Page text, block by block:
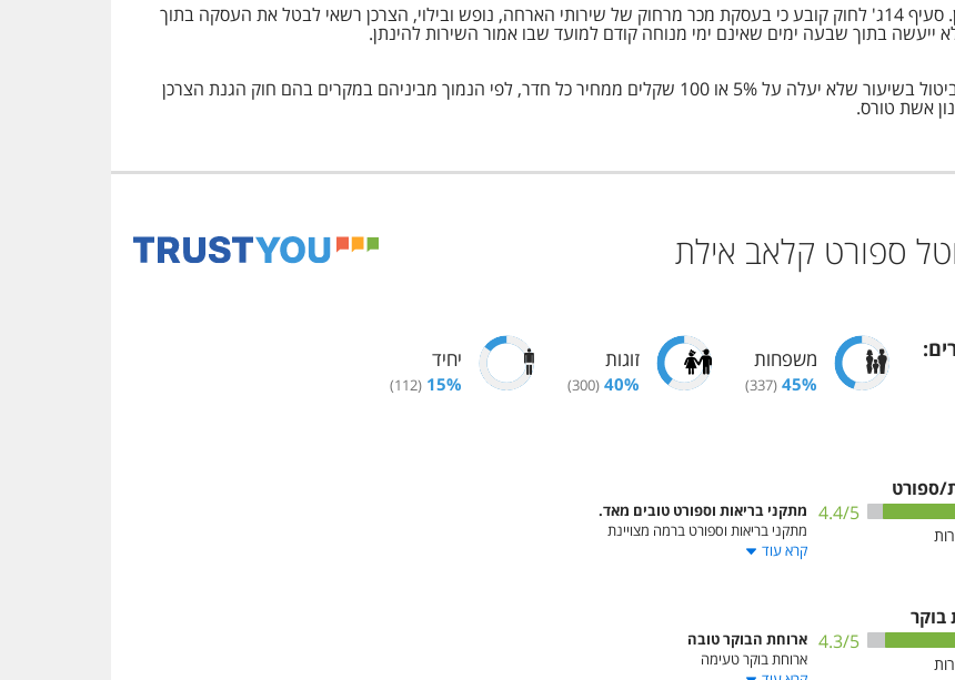
אשת טורס פועלת בהתאם להוראות חוק הגנת הצרכן. סעיף 14ג' לחוק קובע כי בעסקת מכר מרחוק של שירותי הארחה, נופש ובילוי, הצרכן רשאי לבטל את העסקה בתוך
ביטול עסקה לפי חוק הגנת הצרכן ייעשה בניכוי דמי ביטול בשיעור שלא יעלה על 5% או 100 שקלים ממחיר כל חדר, לפי הנמוך מביניהם במקרים בהם חוק הגנת הצרכן
אשת טורס.
ספורט קלאב אילת
: משפחות
45%
(
337
)
זוגות
40%
(
300
)
יחיד
15%
(
112
)
ספורט
4.4/5
מתקני בריאות וספורט טובים מאד.
מתקני בריאות וספורט ברמה מצויינת
קרא עוד
בוקר
4.3/5
ארוחת הבוקר טובה
ארוחת בוקר טעימה